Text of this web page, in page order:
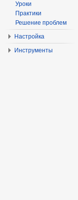
Уроки
Практики
Решение проблем
Настройка
Инструменты